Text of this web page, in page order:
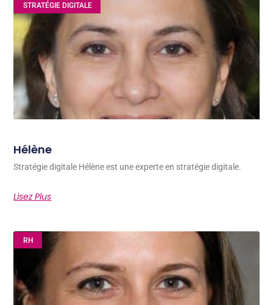
STRATÉGIE DIGITALE
Hélène
Stratégie digitale Hélène est une experte en stratégie digitale.
Lisez Plus
RH